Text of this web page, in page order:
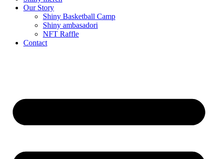
Our Story
Shiny Basketball Camp
Shiny ambasadori
NFT Raffle
Contact